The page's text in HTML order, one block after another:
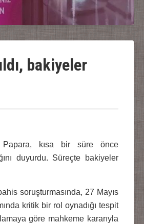
bakiyeler
Papara, kısa bir süre önce
duyurdu. Süreçte bakiyeler
soruşturmasında, 27 Mayıs
kritik bir rol oynadığı tespit
göre mahkeme kararıyla